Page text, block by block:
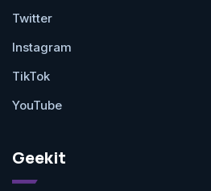
Twitter
Instagram
TikTok
YouTube
Geekit